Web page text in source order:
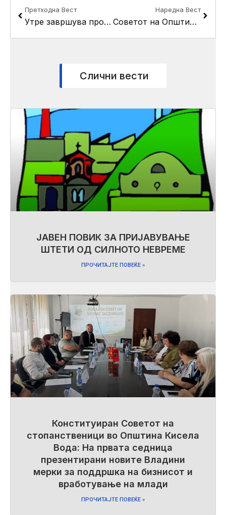
Претходна Вест
Утре завршува проектот за развој на креативниот потенцијал на децата во градинките
Наредна Вест
Советот на Општина Кисела Вода ќе ја одржи 11-та пленарна седница
Слични вести
ЈАВЕН ПОВИК ЗА ПРИЈАВУВАЊЕ
ШТЕТИ ОД СИЛНОТО НЕВРЕМЕ
ПРОЧИТАЈТЕ ПОВЕЌЕ »
Конституиран Советот на
стопанственици во Општина Кисела
Вода: На првата седница
презентирани новите Владини
мерки за поддршка на бизнисот и
вработување на млади
ПРОЧИТАЈТЕ ПОВЕЌЕ »